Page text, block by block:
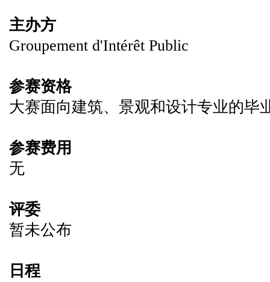
主办方
Groupement d'Intérêt Public
参赛资格
大赛面向建筑、景观和设计专业的毕
参赛费用
无
评委
暂未公布
日程